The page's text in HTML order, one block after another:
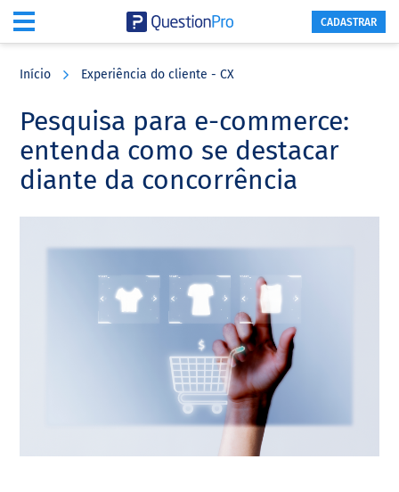
content
sidebar
CADASTRAR
Início Experiência do cliente - CX
Pesquisa para e-commerce:
entenda como se destacar
diante da concorrência